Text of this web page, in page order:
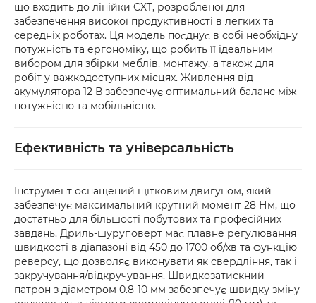
що входить до лінійки CXT, розробленої для
забезпечення високої продуктивності в легких та
середніх роботах. Ця модель поєднує в собі необхідну
потужність та ергономіку, що робить її ідеальним
вибором для збірки меблів, монтажу, а також для
робіт у важкодоступних місцях. Живлення від
акумулятора 12 В забезпечує оптимальний баланс між
потужністю та мобільністю.
Ефективність та універсальність
Інструмент оснащений щітковим двигуном, який
забезпечує максимальний крутний момент 28 Нм, що
достатньо для більшості побутових та професійних
завдань. Дриль-шуруповерт має плавне регулювання
швидкості в діапазоні від 450 до 1700 об/хв та функцію
реверсу, що дозволяє виконувати як свердління, так і
закручування/відкручування. Швидкозатискний
патрон з діаметром 0.8-10 мм забезпечує швидку зміну